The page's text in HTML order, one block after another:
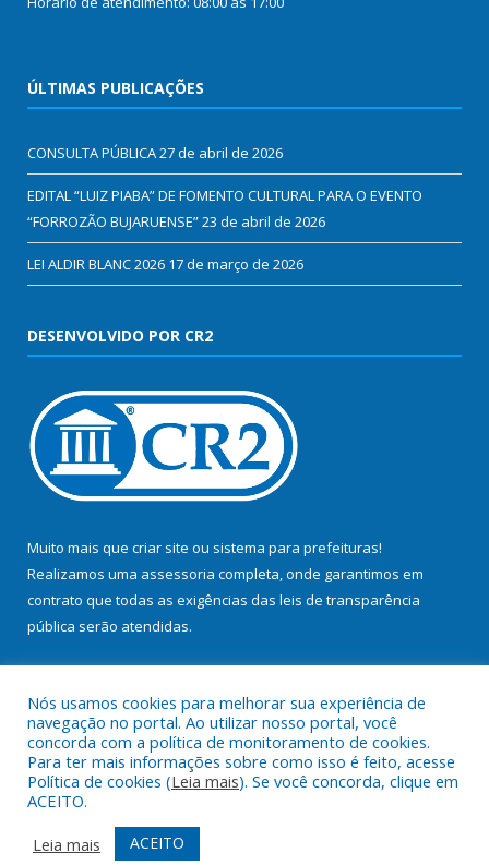
ÚLTIMAS PUBLICAÇÕES
CONSULTA PÚBLICA27 de abril de 2026
EDITAL “LUIZ PIABA” DE FOMENTO CULTURAL PARA O EVENTO
“FORROZÃO BUJARUENSE”23 de abril de 2026
LEI ALDIR BLANC 2026 17 de março de 2026
DESENVOLVIDO POR CR2
Muito mais que criar site ou sistema para prefeituras!
Realizamos uma assessoria completa, onde garantimos em
contrato que todas as exigências das leis de transparência
pública serão atendidas.
Todos os direitos reservados a Prefeitura Municipal de Bujaru.
Mapa do Site
Acessar Área Administrativa
Nós usamos cookies para melhorar sua experiência de
navegação no portal. Ao utilizar nosso portal, você
concorda com a política de monitoramento de cookies.
Para ter mais informações sobre como isso é feito, acesse
Política de cookies (Leia mais). Se você concorda, clique em
ACEITO.
Leia mais
ACEITO